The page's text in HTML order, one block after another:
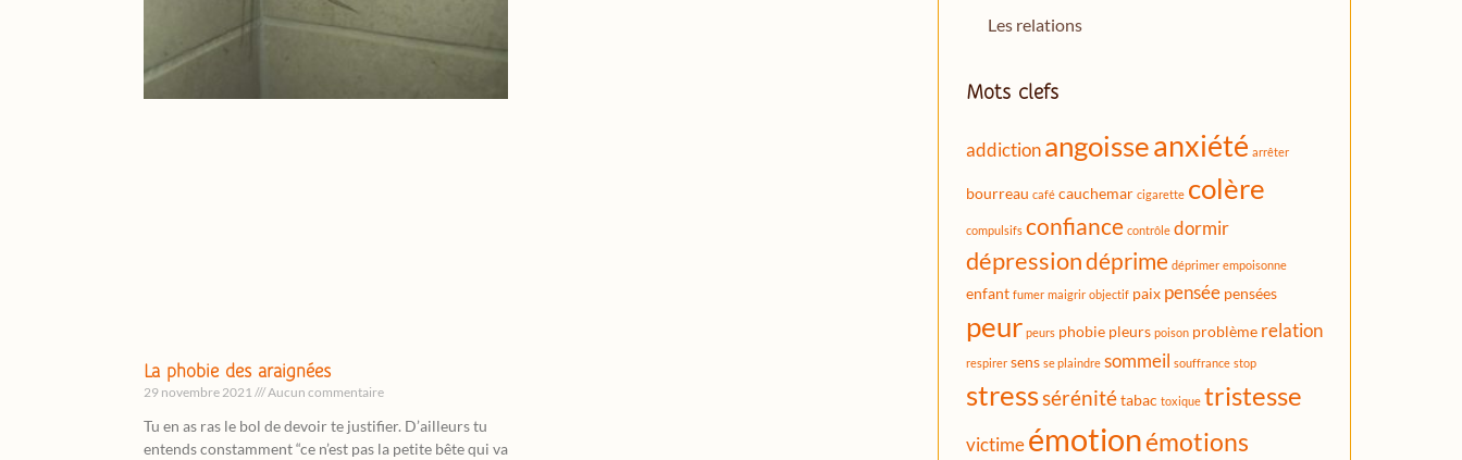
La phobie des araignées
29 novembre 2021 Aucun commentaire
Tu en as ras le bol de devoir te justifier. D’ailleurs tu
entends constamment “ce n’est pas la petite bête qui va
Les relations
Mots clefs
addictionangoisseanxiété arrêter
bourreau café cauchemar cigarette colère
compulsifs confiance contrôle dormir
dépressiondéprime déprimer empoisonne
enfant fumer maigrir objectif paix pensée pensées
peur peurs phobie pleurs poison problème relation
respirer sens se plaindre sommeil souffrance stop
stresssérénitétabac toxique tristesse
victimeémotionémotions